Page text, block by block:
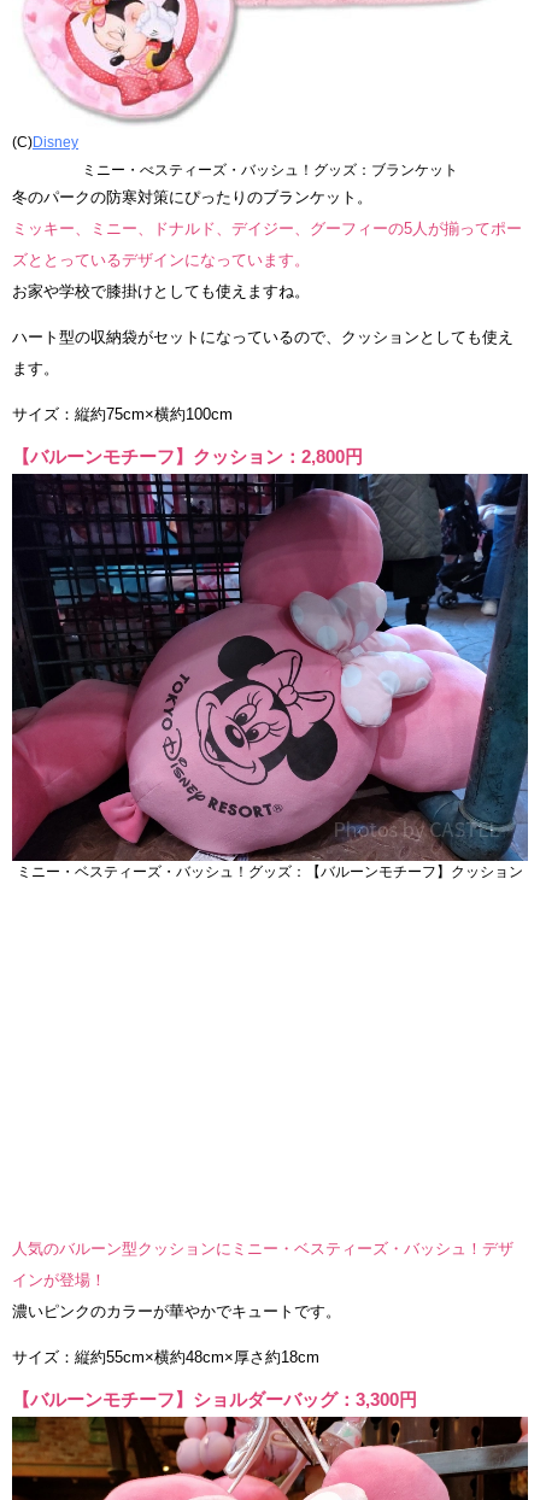
(C)Disney
ミニー・べスティーズ・バッシュ！グッズ：ブランケット
冬のパークの防寒対策にぴったりのブランケット。
ミッキー、ミニー、ドナルド、デイジー、グーフィーの5人が揃ってポー
ズととっているデザインになっています。
お家や学校で膝掛けとしても使えますね。
ハート型の収納袋がセットになっているので、クッションとしても使え
ます。
サイズ：縦約75cm×横約100cm
【バルーンモチーフ】クッション：2,800円
ミニー・ベスティーズ・バッシュ！グッズ：【バルーンモチーフ】クッション
人気のバルーン型クッションにミニー・ベスティーズ・バッシュ！デザ
インが登場！
濃いピンクのカラーが華やかでキュートです。
サイズ：縦約55cm×横約48cm×厚さ約18cm
【バルーンモチーフ】ショルダーバッグ：3,300円